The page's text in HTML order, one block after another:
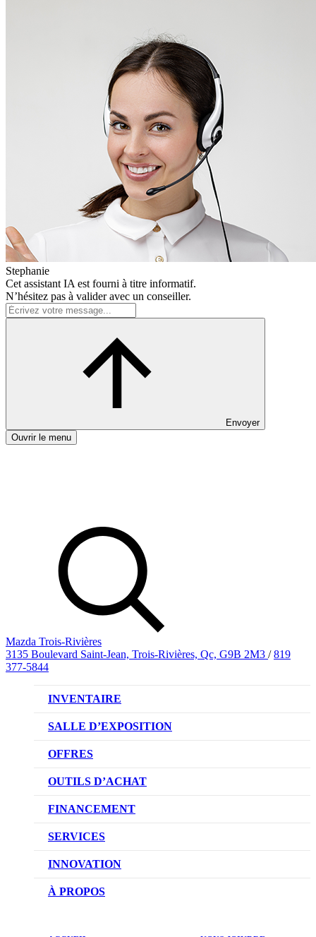
Stephanie
Cet assistant IA est fourni à titre informatif.
N’hésitez pas à valider avec un conseiller.
Envoyer
Ouvrir le menu
Mazda Trois-Rivières
3135 Boulevard Saint-Jean, Trois-Rivières, Qc, G9B 2M3 / 819
377-5844
INVENTAIRE
VÉHICULES NEUFS
VÉHICULES D’OCCASION
SALLE D’EXPOSITION
OFFRES
OFFRES DU CONCESSIONNAIRE
OUTILS D’ACHAT
CONFIGUREZ VOTRE VÉHICULE
RÉSERVEZ UN ESSAI ROUTIER
DEMANDEZ UN PRIX
FINANCEMENT
NOTRE DIFFÉRENCE
DEMANDE DE CRÉDIT AUTO
SERVICES
NOTRE PROMESSE
PRENDRE UN RENDEZ-VOUS
INNOVATION
TECHNOLOGIE SKYACTIV
À PROPOS